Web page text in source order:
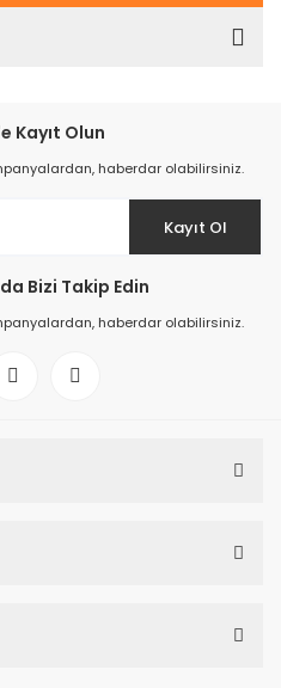
Kayıt Olun
haberdar olabilirsiniz.
Kayıt Ol
Bizi Takip Edin
haberdar olabilirsiniz.